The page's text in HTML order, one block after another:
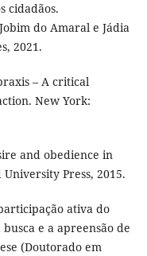
cidadãos.
do Amaral e Jádia
2021.
– A critical
New York:
and obedience in
Press, 2015.
ativa do
e a apreensão de
(Doutorado em